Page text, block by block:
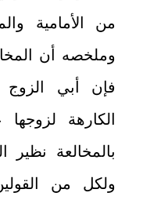
وملخصه أن
فإن أبي الزوج
الكارهة
بالمخالعة نظير
ولكل من